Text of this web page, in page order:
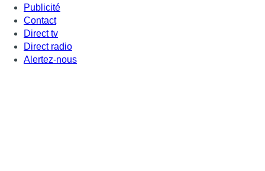
Publicité
Contact
Direct tv
Direct radio
Alertez-nous